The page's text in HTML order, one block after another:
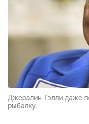
Джералин Тэлли даже
рыбалку.